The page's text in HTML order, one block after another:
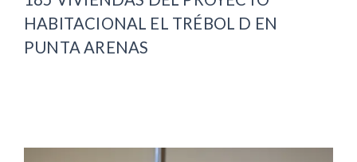
HABITACIONAL EL TRÉBOL D EN
PUNTA ARENAS